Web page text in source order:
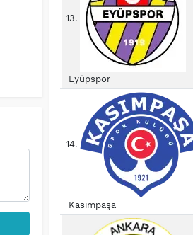
13.
Eyüpspor
14.
Kasımpaşa